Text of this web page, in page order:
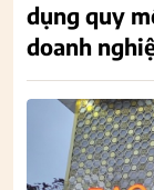
dụng quy
doanh